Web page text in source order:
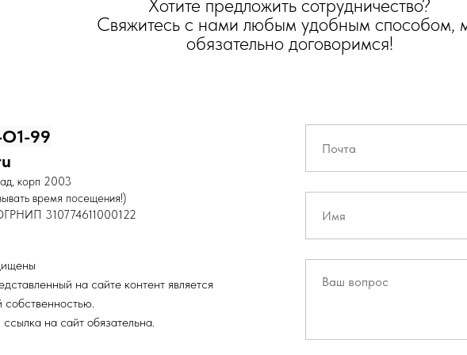
Хотите предложить сотрудничество?
Свяжитесь с нами любым удобным способом,
обязательно договоримся!
О1-99
корп 2003
время посещения!)
310774611000122
на сайте контент является
собственностью.
на сайт обязательна.